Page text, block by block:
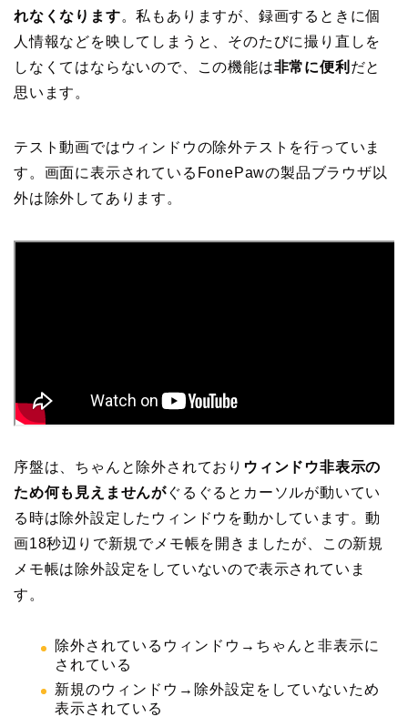
れなくなります。私もありますが、録画するときに個
人情報などを映してしまうと、そのたびに撮り直しを
しなくてはならないので、この機能は非常に便利 だと
思います。
テスト動画ではウィンドウの除外テストを行っていま
す。画面に表示されているFonePawの製品ブラウザ以
外は除外してあります。
序盤は、ちゃんと除外されており ウィンドウ非表示の
ため何も見えませんがぐるぐるとカーソルが動いてい
る時は除外設定したウィンドウを動かしています。動
画18秒辺りで新規でメモ帳を開きましたが、この新規
メモ帳は除外設定をしていないので表示されていま
す。
除外されているウィンドウ→ちゃんと非表示に
されている
新規のウィンドウ→除外設定をしていないため
表示されている